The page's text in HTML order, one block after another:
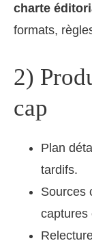
charte
formats,
2)
cap
Plan
tardifs.
Sources
captures